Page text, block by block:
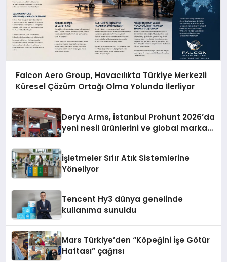
Falcon Aero Group, Havacılıkta Türkiye Merkezli
Küresel Çözüm Ortağı Olma Yolunda İlerliyor
Derya Arms, İstanbul Prohunt 2026’da
yeni nesil ürünlerini ve global marka
İşletmeler Sıfır Atık Sistemlerine
Yöneliyor
Tencent Hy3 dünya genelinde
kullanıma sunuldu
Mars Türkiye’den “Köpeğini İşe Götür
Haftası” çağrısı